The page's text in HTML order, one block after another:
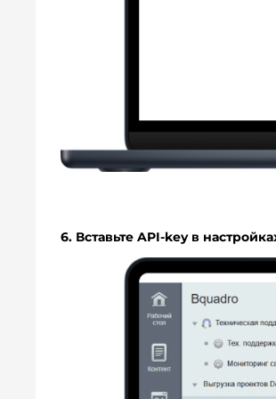
6. Вставьте API-key в